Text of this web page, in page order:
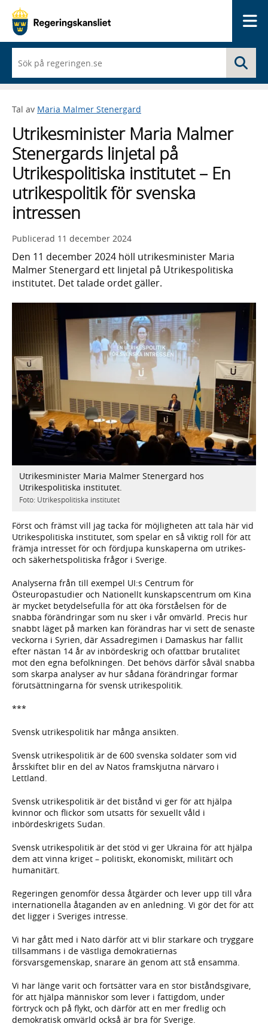
du
börjar
skriva
framträder
lista
med
sökförslag
Tal av Maria Malmer Stenergard
Utrikesminister Maria Malmer
Stenergards linjetal på
Utrikespolitiska institutet – En
utrikespolitik för svenska
intressen
Publicerad 11 december 2024
Den 11 december 2024 höll utrikesminister Maria
Malmer Stenergard ett linjetal på Utrikespolitiska
institutet. Det talade ordet gäller.
Utrikesminister Maria Malmer Stenergard hos
Utrikespolitiska institutet.
Foto: Utrikespolitiska institutet
Först och främst vill jag tacka för möjligheten att tala här vid
Utrikespolitiska institutet, som spelar en så viktig roll för att
främja intresset för och fördjupa kunskaperna om utrikes-
och säkerhetspolitiska frågor i Sverige.
Analyserna från till exempel UI:s Centrum för
Östeuropastudier och Nationellt kunskapscentrum om Kina
är mycket betydelsefulla för att öka förståelsen för de
snabba förändringar som nu sker i vår omvärld. Precis hur
snabbt läget på marken kan förändras har vi sett de senaste
veckorna i Syrien, där Assadregimen i Damaskus har fallit
efter nästan 14 år av inbördeskrig och ofattbar brutalitet
mot den egna befolkningen. Det behövs därför såväl snabba
som skarpa analyser av hur sådana förändringar formar
förutsättningarna för svensk utrikespolitik.
***
Svensk utrikespolitik har många ansikten.
Svensk utrikespolitik är de 600 svenska soldater som vid
årsskiftet blir en del av Natos framskjutna närvaro i
Lettland.
Svensk utrikespolitik är det bistånd vi ger för att hjälpa
kvinnor och flickor som utsatts för sexuellt våld i
inbördeskrigets Sudan.
Svensk utrikespolitik är det stöd vi ger Ukraina för att hjälpa
dem att vinna kriget – politiskt, ekonomiskt, militärt och
humanitärt.
Regeringen genomför dessa åtgärder och lever upp till våra
internationella åtaganden av en anledning. Vi gör det för att
det ligger i Sveriges intresse.
Vi har gått med i Nato därför att vi blir starkare och tryggare
tillsammans i de västliga demokratiernas
försvarsgemenskap, snarare än genom att stå ensamma.
Vi har länge varit och fortsätter vara en stor biståndsgivare,
för att hjälpa människor som lever i fattigdom, under
förtryck och på flykt, och därför att en mer fredlig och
demokratisk omvärld också är bra för Sverige.